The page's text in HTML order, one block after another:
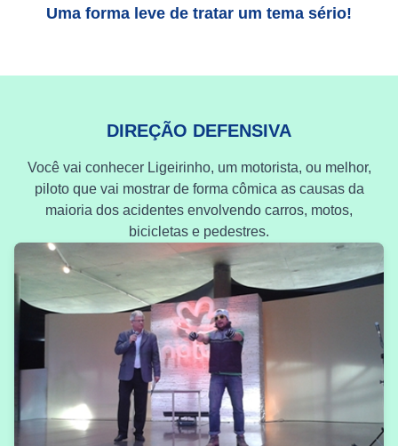
Uma forma leve de tratar um tema sério!
DIREÇÃO DEFENSIVA
Você vai conhecer Ligeirinho, um motorista, ou melhor,
piloto que vai mostrar de forma cômica as causas da
maioria dos acidentes envolvendo carros, motos,
bicicletas e pedestres.